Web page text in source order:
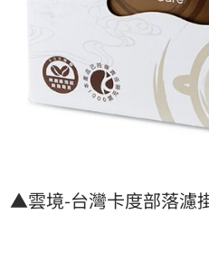
▲雲境-台灣卡度部落濾